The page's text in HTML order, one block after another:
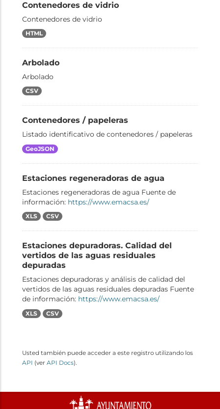
Contenedores de vidrio
Contenedores de vidrio
HTML
Arbolado
Arbolado
CSV
Contenedores / papeleras
Listado identificativo de contenedores / papeleras
GeoJSON
Estaciones regeneradoras de agua
Estaciones regeneradoras de agua Fuente de
información: https://www.emacsa.es/
XLS CSV
Estaciones depuradoras. Calidad del
vertidos de las aguas residuales
depuradas
Estaciones depuradoras y análisis de calidad del
vertidos de las aguas residuales depuradas Fuente
de información: https://www.emacsa.es/
XLS CSV
Usted también puede acceder a este registro utilizando los
API (ver API Docs).